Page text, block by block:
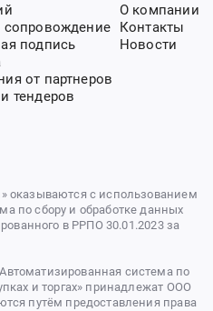
сопровождение
подпись
от партнеров
тендеров
О компании
Контакты
Новости
оказываются с использованием
по сбору и обработке данных
в РРПО 30.01.2023 за
система по
и торгах» принадлежат ООО
путём предоставления права